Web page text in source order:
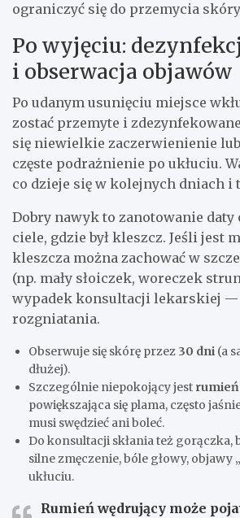
ograniczyć się do przemycia
Po wyjęciu:
i obserwacja objawów
Po udanym usunięciu miejsce
zostać przemyte i
się niewielkie zaczerwienienie
częste podrażnienie po ukłuciu.
co dzieje się w kolejnych dniach i
Dobry nawyk to zanotowanie daty
ciele, gdzie był kleszcz. Jeśli jest
kleszcza można zachować w
(np. mały słoiczek, woreczek
wypadek konsultacji lekarskiej —
rozgniatania.
Obserwuje się skórę przez 30 dni (a
dłużej).
Szczególnie niepokojący jest
powiększająca się plama, często
musi swędzieć ani boleć.
Do konsultacji skłania też gorączka,
silne zmęczenie, bóle głowy, objawy
ukłuciu.
Rumień wędrujący może